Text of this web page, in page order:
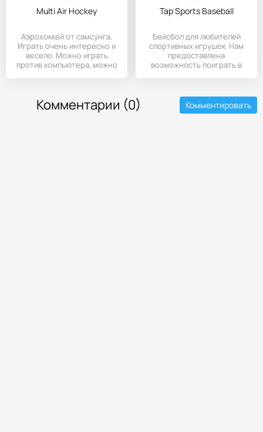
Multi Air Hockey
Аэрохоккей от самсунга.
Играть очень интересно и
весело. Можно играть
против компьютера, можно
Tap Sports Baseball
Бейсбол для любителей
спортивных игрушек. Нам
предоставлена
возможность поиграть в
Комментарии (0) Комментировать